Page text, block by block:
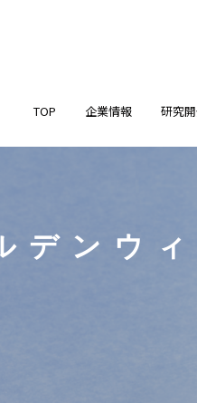
TOP 企業情報 研究
デンウ